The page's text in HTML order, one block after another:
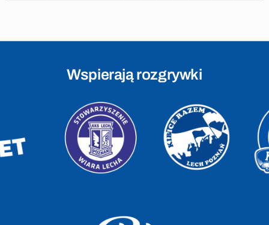
Wspierają rozgrywki